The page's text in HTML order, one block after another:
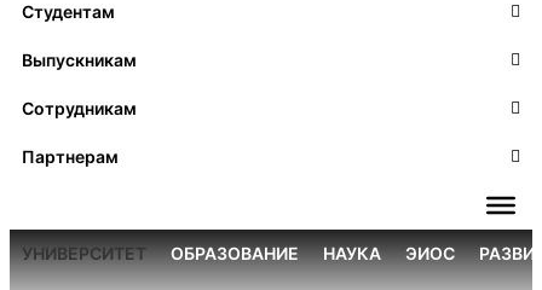
Студентам
Выпускникам
Сотрудникам
Партнерам
УНИВЕРСИТЕТ ОБРАЗОВАНИЕ НАУКА ЭИОС